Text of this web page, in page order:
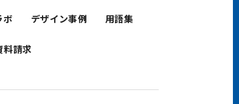
ボ デザイン事例 用語集
料請求